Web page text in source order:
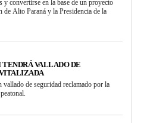
y convertirse en la base de un proyecto
Alto Paraná y la Presidencia de la
TENDRÁ VALLADO DE
vallado de seguridad reclamado por la